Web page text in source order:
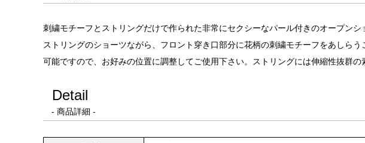
刺繍モチーフとストリングだけで作られた非常にセクシーなパール付きのオープン
ストリングのショーツながら、フロント穿き口部分に花柄の刺繍モチーフをあしら
可能ですので、お好みの位置に調整してご使用下さい。ストリングには伸縮性抜群
Detail
- 商品詳細 -